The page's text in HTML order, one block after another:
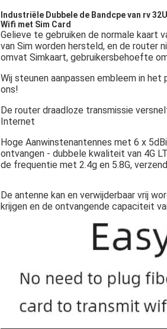
Industriële Dubbele de Bandcpe van rv
Wifi met Sim Card
Gelieve te gebruiken de normale
van Sim worden hersteld, en de router
omvat Simkaart, gebruikersbehoefte
Wij steunen aanpassen embleem in
ons!
De router draadloze transmissie
Internet
Hoge Aanwinstenantennes met 6 x
ontvangen - dubbele kwaliteit van 4G
de frequentie met 2.4g en 5.8G,
De antenne kan en verwijderbaar vrij
krijgen en de ontvangende capaciteit